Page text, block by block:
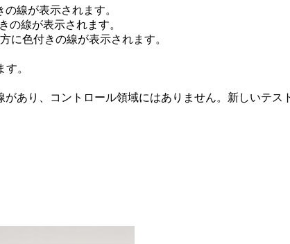
線が表示されます。
の線が表示されます。
に色付きの線が表示されます。
。
あり、コントロール領域にはありません。新しいテス